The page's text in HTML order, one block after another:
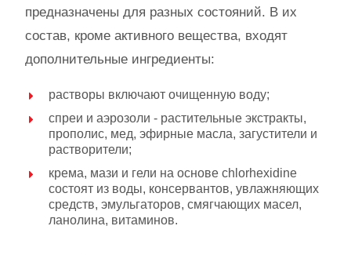
предназначены для разных состояний. В их
состав, кроме активного вещества, входят
дополнительные ингредиенты:
растворы включают очищенную воду;
спреи и аэрозоли - растительные экстракты,
прополис, мед, эфирные масла, загустители и
растворители;
крема, мази и гели на основе сhlorhexidine
состоят из воды, консервантов, увлажняющих
средств, эмульгаторов, смягчающих масел,
ланолина, витаминов.